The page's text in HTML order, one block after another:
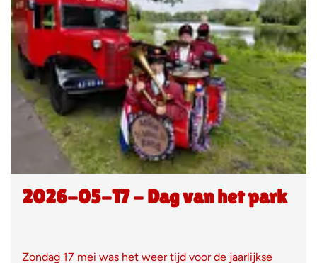
2026-05-17 - Dag van het park
Zondag 17 mei was het weer tijd voor de jaarlijkse